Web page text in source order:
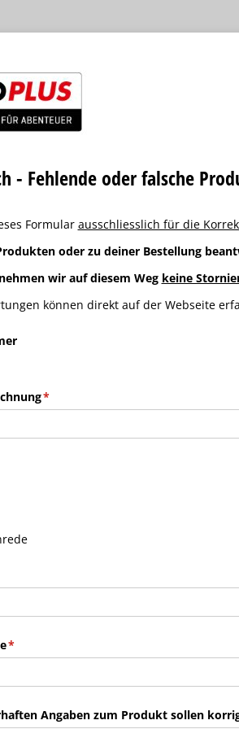
- Fehlende oder falsche
Formular ausschliesslich für die
oder zu deiner Bestellung
wir auf diesem Weg keine
können direkt auf der Webseite
*
(erforderlich)
*
(erforderlich)
Angaben zum Produkt sollen